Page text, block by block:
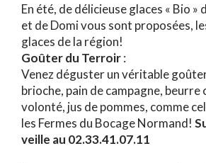
En été, de délicieuse glaces « Bio »
et de Domi vous sont proposées,
glaces de la région!
Goûter du Terroir:
Venez déguster un véritable
brioche, pain de campagne, beurre
volonté, jus de pommes, comme
les Fermes du Bocage Normand! S
veille au 02.33.41.07.11